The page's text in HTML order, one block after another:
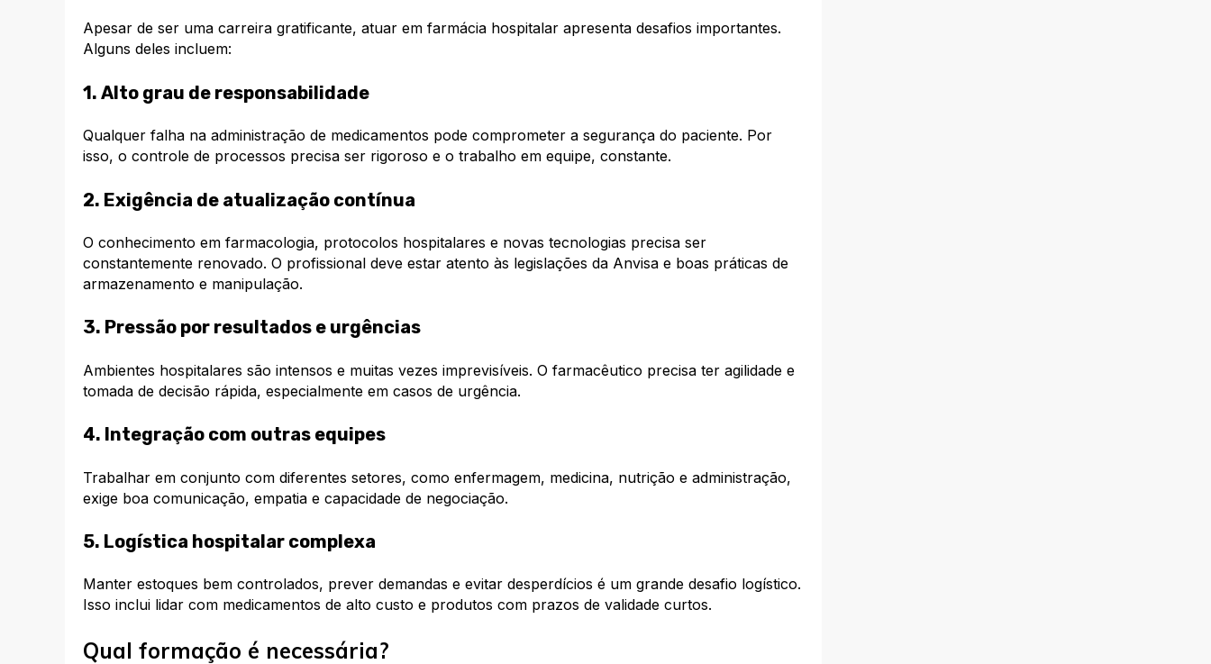
Apesar de ser uma carreira gratificante, atuar em farmácia hospitalar apresenta desafios importantes.
Alguns deles incluem:
1. Alto grau de responsabilidade
Qualquer falha na administração de medicamentos pode comprometer a segurança do paciente. Por
isso, o controle de processos precisa ser rigoroso e o trabalho em equipe, constante.
2. Exigência de atualização contínua
O conhecimento em farmacologia, protocolos hospitalares e novas tecnologias precisa ser
constantemente renovado. O profissional deve estar atento às legislações da Anvisa e boas práticas de
armazenamento e manipulação.
3. Pressão por resultados e urgências
Ambientes hospitalares são intensos e muitas vezes imprevisíveis. O farmacêutico precisa ter agilidade e
tomada de decisão rápida, especialmente em casos de urgência.
4. Integração com outras equipes
Trabalhar em conjunto com diferentes setores, como enfermagem, medicina, nutrição e administração,
exige boa comunicação, empatia e capacidade de negociação.
5. Logística hospitalar complexa
Manter estoques bem controlados, prever demandas e evitar desperdícios é um grande desafio logístico.
Isso inclui lidar com medicamentos de alto custo e produtos com prazos de validade curtos.
Qual formação é necessária?